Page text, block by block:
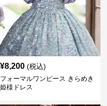
¥8,200 (税込)
フォーマルワンピース きらめき
姫様ドレス